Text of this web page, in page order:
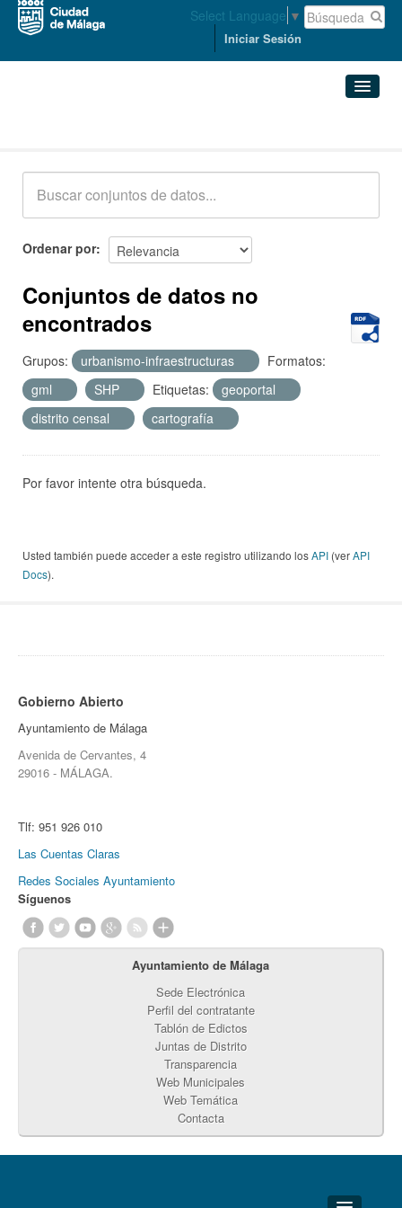
Select Language ▼
Iniciar Sesión
Acerca de
Ordenar por
Conjuntos de datos no
encontrados
Grupos: urbanismo-infraestructuras
Formatos:
gml
SHP Etiquetas:
geoportal
distrito censal
cartografía
Por favor intente otra búsqueda.
Usted también puede acceder a este registro utilizando losAPI (verAPI
Docs).
Gobierno Abierto
Ayuntamiento de Málaga
Avenida de Cervantes, 4
29016 - MÁLAGA.
Tlf: 951 926 010
Las Cuentas Claras
Redes Sociales Ayuntamiento
Síguenos
Ayuntamiento de Málaga
Sede Electrónica
Perfil del contratante
Tablón de Edictos
Juntas de Distrito
Transparencia
Web Municipales
Web Temática
Contacta